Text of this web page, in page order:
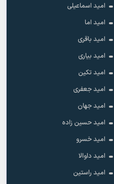
امید اسماعیلی
امید اما
امید باقری
امید بیاری
امید تکین
امید جعفری
امید جهان
امید حسین زاده
امید خسرو
امید داوالا
امید راستین